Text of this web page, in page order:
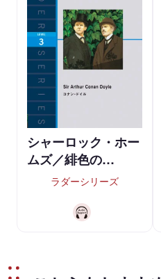
シャーロック・ホー
ムズ／緋色の…
ラダーシリーズ